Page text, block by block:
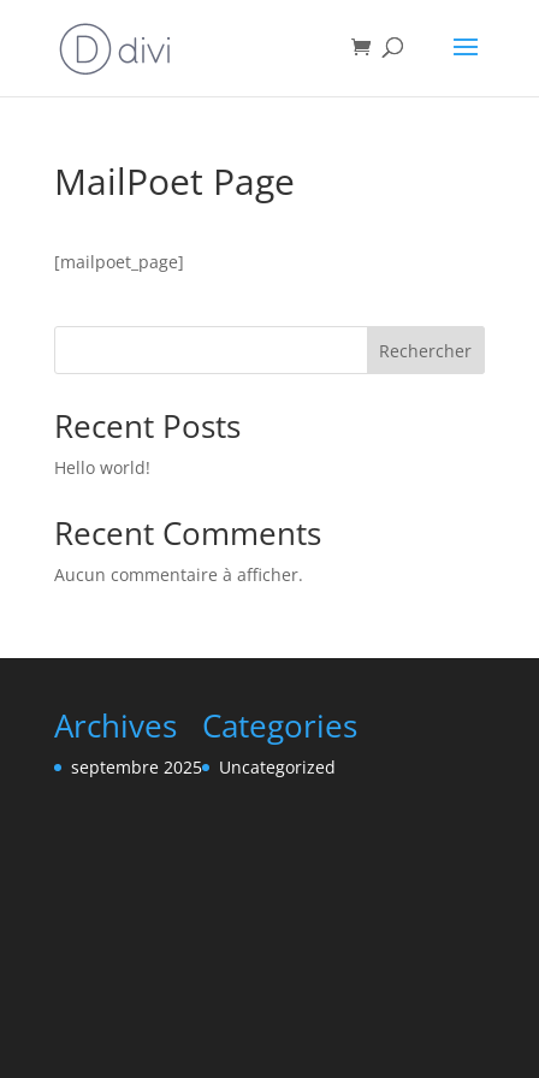
MailPoet Page
[mailpoet_page]
Rechercher
Recent Posts
Hello world!
Recent Comments
Aucun commentaire à afficher.
Archives
septembre 2025
Categories
Uncategorized